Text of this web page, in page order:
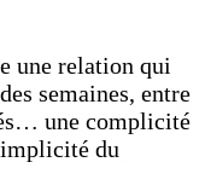
une relation qui
semaines, entre
une complicité
du